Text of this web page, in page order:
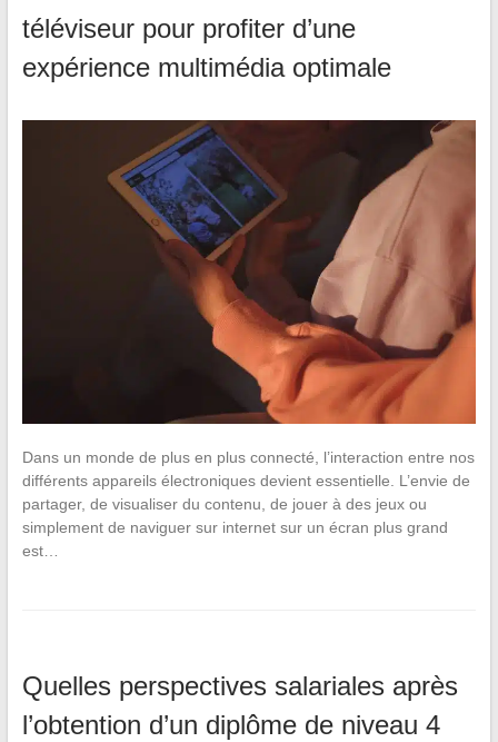
téléviseur pour profiter d’une
expérience multimédia optimale
Dans un monde de plus en plus connecté, l’interaction entre nos
différents appareils électroniques devient essentielle. L’envie de
partager, de visualiser du contenu, de jouer à des jeux ou
simplement de naviguer sur internet sur un écran plus grand
est…
Quelles perspectives salariales après
l’obtention d’un diplôme de niveau 4